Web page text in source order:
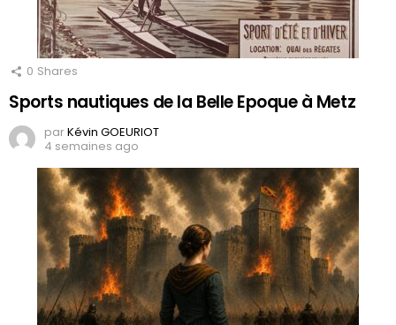
0 Shares
Sports nautiques de la Belle Epoque à Metz
parKévin GOEURIOT
4 semaines ago